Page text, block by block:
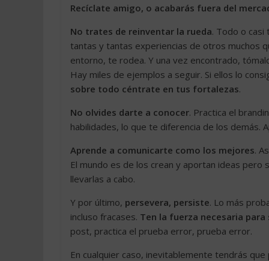
Recíclate amigo, o acabarás fuera del
No trates de reinventar la rueda. Todo o
tantas y tantas experiencias de otros muchos
entorno, te rodea. Y una vez encontrado,
Hay miles de ejemplos a seguir. Si ellos lo
sobre todo céntrate en tus fortalezas.
No olvides darte a conocer. Practica el
habilidades, lo que te diferencia de los demás.
Aprende a comunicarte como los mejores.
El mundo es de los crean y aportan ideas
llevarlas a cabo.
Y por último, persevera, persiste. Lo más
incluso fracases. Ten la fuerza necesaria
post, practica el prueba error, prueba error.
En cualquier caso, inevitablemente tendrás